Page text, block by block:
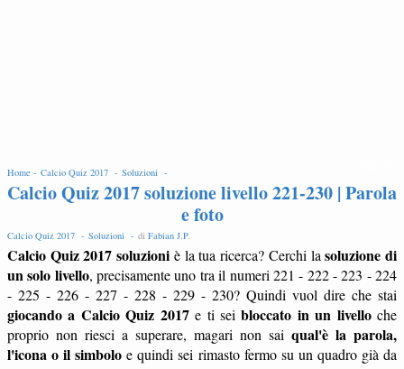
Home - Calcio Quiz 2017 - Soluzioni -
Calcio Quiz 2017 soluzione livello 221-230 | Parola
e foto
Calcio Quiz 2017 - Soluzioni - di Fabian J.P.
Calcio Quiz 2017 soluzioni è la tua ricerca? Cerchi lasoluzione di
un solo livello, precisamente uno tra il numeri 221 - 222 - 223 - 224
- 225 - 226 - 227 - 228 - 229 - 230? Quindi vuol dire che stai
giocando a Calcio Quiz 2017e ti seibloccato in un livelloche
proprio non riesci a superare, magari non sai qual'è la parola,
l'icona o il simbolo e quindi sei rimasto fermo su un quadro già da